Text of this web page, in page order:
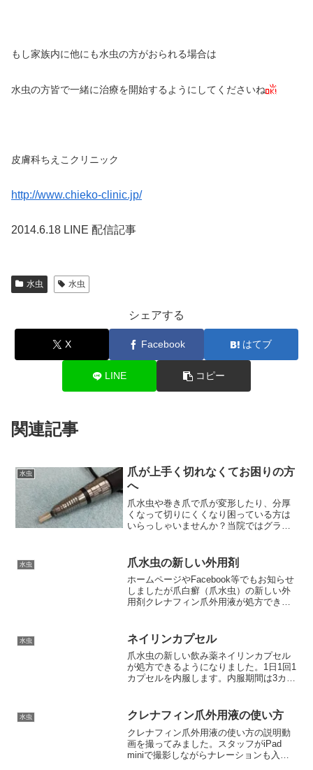
もし家族内に他にも水虫の方がおられる場合は
水虫の方皆で一緒に治療を開始するようにしてくださいね
皮膚科ちえこクリニック
http://www.chieko-clinic.jp/
2014.6.18 LINE 配信記事
水虫 水虫
シェアする
X Facebook はてブ
LINE コピー
関連記事
水虫
爪が上手く切れなくてお困りの方
へ
爪水虫や巻き爪で爪が変形したり、分厚
くなって切りにくくなり困っている方は
いらっしゃいませんか？当院ではグライ
す。この投稿をInstagramで見る皮膚科ち
えこクリニック(...
水虫 爪水虫の新しい外用剤
ホームページやFacebook等でもお知らせ
しましたが爪白癬（爪水虫）の新しい外
用剤クレナフィン爪外用液が処方できる
にも届き水虫菌を殺菌するように働く薬
です。容器がユニ...
水虫 ネイリンカプセル
爪水虫の新しい飲み薬ネイリンカプセル
が処方できるようになりました。1日1回1
カプセルを内服します。内服期間は3カ月
後の時点で完全治癒率は59.4%、爪の患
部の面積が6...
水虫 クレナフィン爪外用液の使い方
クレナフィン爪外用液の使い方の説明動
画を撮ってみました。スタッフがiPad
miniで撮影しながらナレーションも入れ